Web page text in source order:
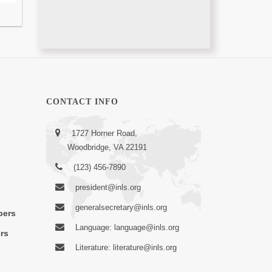
CONTACT INFO
1727 Horner Road,
Woodbridge, VA 22191
(123) 456-7890
president@inls.org
generalsecretary@inls.org
Language: language@inls.org
Literature: literature@inls.org